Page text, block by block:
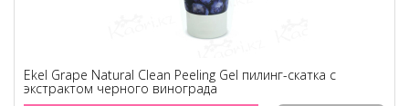
Ekel Grape Natural Clean Peeling Gel пилинг-скатка с
экстрактом черного винограда